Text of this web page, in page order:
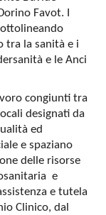
Favot. I
tra la sanità e i
e le Anci
congiunti tra
designati da
ed
e spaziano
delle risorse
e
e tutela
Clinico, dal